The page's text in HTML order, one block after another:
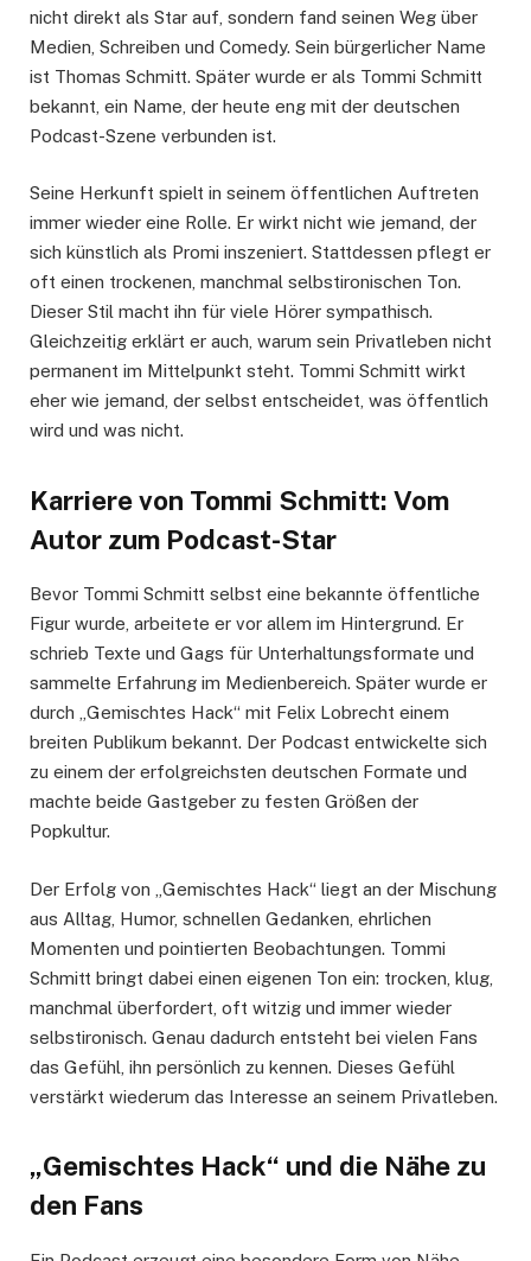
nicht direkt als Star auf, sondern fand seinen Weg über
Medien, Schreiben und Comedy. Sein bürgerlicher Name
ist Thomas Schmitt. Später wurde er als Tommi Schmitt
bekannt, ein Name, der heute eng mit der deutschen
Podcast-Szene verbunden ist.
Seine Herkunft spielt in seinem öffentlichen Auftreten
immer wieder eine Rolle. Er wirkt nicht wie jemand, der
sich künstlich als Promi inszeniert. Stattdessen pflegt er
oft einen trockenen, manchmal selbstironischen Ton.
Dieser Stil macht ihn für viele Hörer sympathisch.
Gleichzeitig erklärt er auch, warum sein Privatleben nicht
permanent im Mittelpunkt steht. Tommi Schmitt wirkt
eher wie jemand, der selbst entscheidet, was öffentlich
wird und was nicht.
Karriere von Tommi Schmitt: Vom
Autor zum Podcast-Star
Bevor Tommi Schmitt selbst eine bekannte öffentliche
Figur wurde, arbeitete er vor allem im Hintergrund. Er
schrieb Texte und Gags für Unterhaltungsformate und
sammelte Erfahrung im Medienbereich. Später wurde er
durch „Gemischtes Hack“ mit Felix Lobrecht einem
breiten Publikum bekannt. Der Podcast entwickelte sich
zu einem der erfolgreichsten deutschen Formate und
machte beide Gastgeber zu festen Größen der
Popkultur.
Der Erfolg von „Gemischtes Hack“ liegt an der Mischung
aus Alltag, Humor, schnellen Gedanken, ehrlichen
Momenten und pointierten Beobachtungen. Tommi
Schmitt bringt dabei einen eigenen Ton ein: trocken, klug,
manchmal überfordert, oft witzig und immer wieder
selbstironisch. Genau dadurch entsteht bei vielen Fans
das Gefühl, ihn persönlich zu kennen. Dieses Gefühl
verstärkt wiederum das Interesse an seinem Privatleben.
„Gemischtes Hack“ und die Nähe zu
den Fans